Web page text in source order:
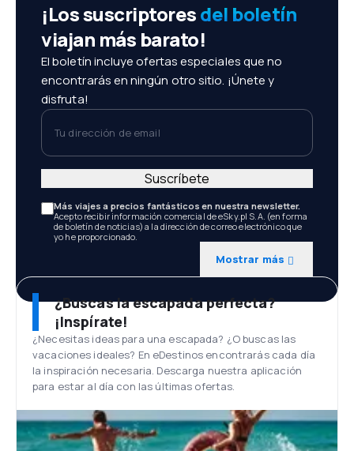
¡Los suscriptoresdel boletín
viajan más barato!
El boletín incluye ofertas especiales que no
encontrarás en ningún otro sitio. ¡Únete y
disfruta!
Tu dirección de email
Más viajes a precios fantásticos en nuestra newsletter.
Acepto recibir información comercial de eSky.pl S.A. (en forma
de boletín de noticias) a la dirección de correo electrónico que
yo he proporcionado.
Mostrar más
Suscríbete
¿Buscas la escapada perfecta?
¡Inspírate!
¿Necesitas ideas para una escapada? ¿O buscas las
vacaciones ideales? En eDestinos encontrarás cada día
la inspiración necesaria. Descarga nuestra aplicación
para estar al día con las últimas ofertas.